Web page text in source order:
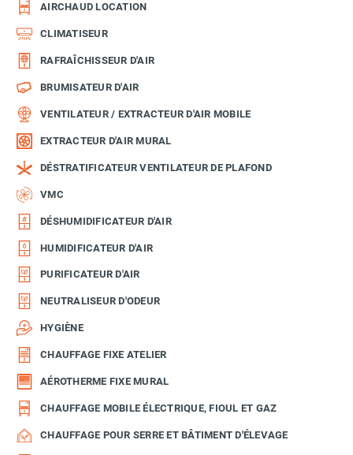
AIRCHAUD LOCATION
CLIMATISEUR
RAFRAÎCHISSEUR D'AIR
BRUMISATEUR D'AIR
VENTILATEUR / EXTRACTEUR D'AIR MOBILE
EXTRACTEUR D'AIR MURAL
DÉSTRATIFICATEUR VENTILATEUR DE PLAFOND
VMC
DÉSHUMIDIFICATEUR D'AIR
HUMIDIFICATEUR D'AIR
PURIFICATEUR D'AIR
NEUTRALISEUR D'ODEUR
HYGIÈNE
CHAUFFAGE FIXE ATELIER
AÉROTHERME FIXE MURAL
CHAUFFAGE MOBILE ÉLECTRIQUE, FIOUL ET GAZ
CHAUFFAGE POUR SERRE ET BÂTIMENT D'ÉLEVAGE